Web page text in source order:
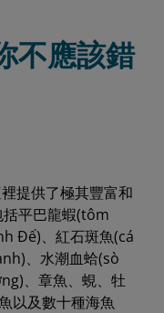
不應該錯
提供了極其豐富和
括平巴龍蝦(tôm
Đế)、紅石斑魚(cá
、水潮血蛤(sò
、章魚、蜆、牡
以及數十種海魚